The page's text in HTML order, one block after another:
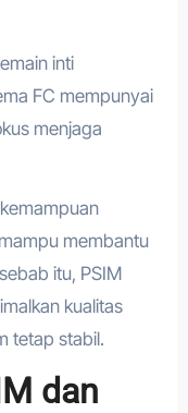
inti
FC mempunyai
menjaga
membantu
itu, PSIM
kualitas
tetap stabil.
dan